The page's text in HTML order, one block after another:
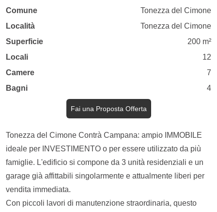
Comune
Tonezza del Cimone
Località
Tonezza del Cimone
Superficie
200 m²
Locali
12
Camere
7
Bagni
4
Fai una Proposta Offerta
Tonezza del Cimone Contrà Campana: ampio IMMOBILE
ideale per INVESTIMENTO o per essere utilizzato da più
famiglie. L'edificio si compone da 3 unità residenziali e un
garage già affittabili singolarmente e attualmente liberi per
vendita immediata.
Con piccoli lavori di manutenzione straordinaria, questo